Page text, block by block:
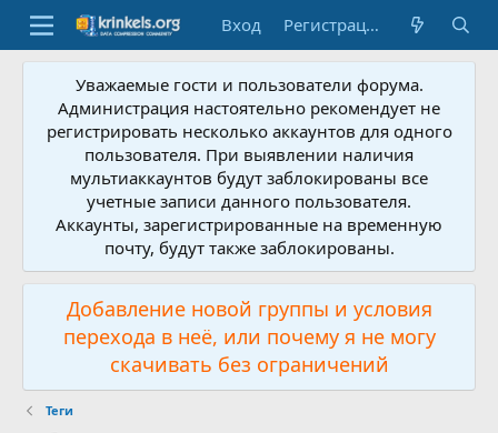
Вход Регистрация
Уважаемые гости и пользователи форума.
Администрация настоятельно рекомендует не
регистрировать несколько аккаунтов для одного
пользователя. При выявлении наличия
мультиаккаунтов будут заблокированы все
учетные записи данного пользователя.
Аккаунты, зарегистрированные на временную
почту, будут также заблокированы.
Добавление новой группы и условия
перехода в неё, или почему я не могу
скачивать без ограничений
Теги